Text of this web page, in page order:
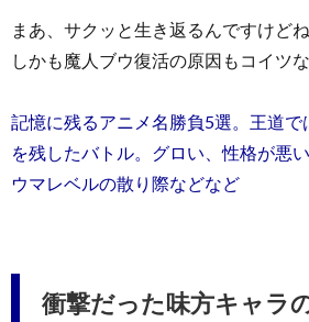
まあ、サクッと生き返るんですけど
しかも魔人ブウ復活の原因もコイツ
記憶に残るアニメ名勝負5選。王道で
を残したバトル。グロい、性格が悪
ウマレベルの散り際などなど
衝撃だった味方キャラ